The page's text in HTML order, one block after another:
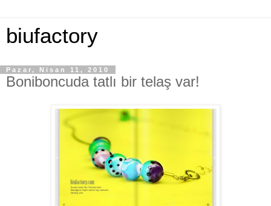
biufactory
Pazar, Nisan 11, 2010
Boniboncuda tatlı bir telaş var!